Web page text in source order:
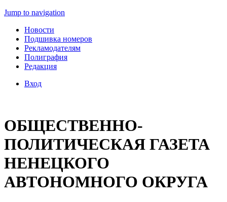
Jump to navigation
Новости
Подшивка номеров
Рекламодателям
Полиграфия
Редакция
Вход
ОБЩЕСТВЕННО-
ПОЛИТИЧЕСКАЯ ГАЗЕТА
НЕНЕЦКОГО
АВТОНОМНОГО ОКРУГА